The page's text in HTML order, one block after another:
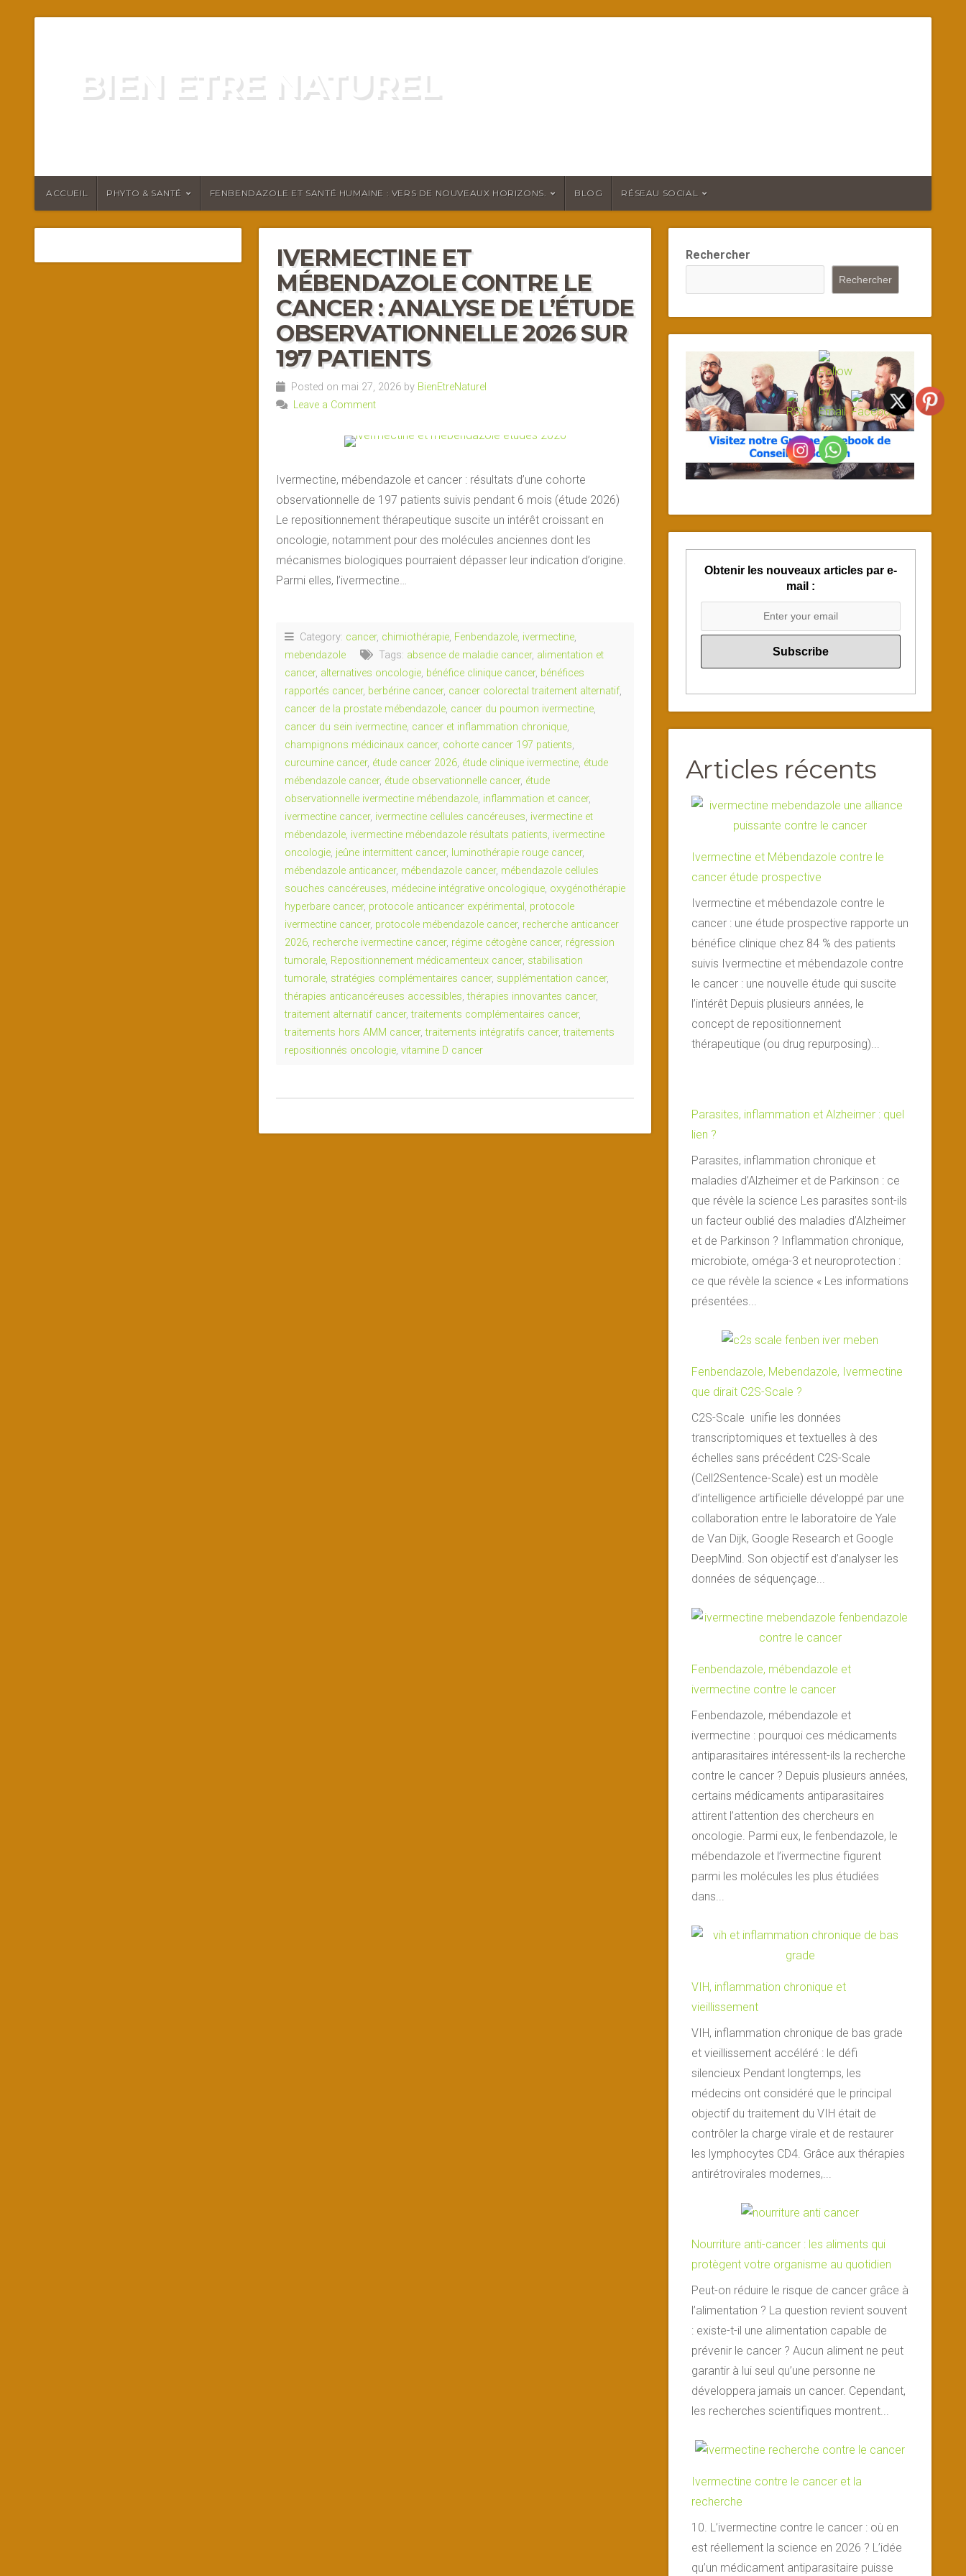
BIEN ETRE NATUREL
ACCUEIL PHYTO & SANTÉ FENBENDAZOLE ET SANTÉ HUMAINE : VERS DE NOUVEAUX HORIZONS. BLOG RÉSEAU SOCIAL
IVERMECTINE ET
MÉBENDAZOLE CONTRE LE
CANCER : ANALYSE DE L’ÉTUDE
OBSERVATIONNELLE 2026 SUR
197 PATIENTS
Posted on mai 27, 2026 by BienEtreNaturel
Leave a Comment
Ivermectine, mébendazole et cancer : résultats d’une cohorte
observationnelle de 197 patients suivis pendant 6 mois (étude 2026)
Le repositionnement thérapeutique suscite un intérêt croissant en
oncologie, notamment pour des molécules anciennes dont les
mécanismes biologiques pourraient dépasser leur indication d’origine.
Parmi elles, l’ivermectine…
Category: cancer, chimiothérapie, Fenbendazole, ivermectine,
mebendazole
Tags: absence de maladie cancer, alimentation et
cancer, alternatives oncologie, bénéfice clinique cancer, bénéfices
rapportés cancer, berbérine cancer, cancer colorectal traitement alternatif,
cancer de la prostate mébendazole, cancer du poumon ivermectine,
cancer du sein ivermectine, cancer et inflammation chronique,
champignons médicinaux cancer, cohorte cancer 197 patients,
curcumine cancer, étude cancer 2026, étude clinique ivermectine, étude
mébendazole cancer, étude observationnelle cancer, étude
observationnelle ivermectine mébendazole, inflammation et cancer,
ivermectine cancer, ivermectine cellules cancéreuses, ivermectine et
mébendazole, ivermectine mébendazole résultats patients, ivermectine
oncologie, jeûne intermittent cancer, luminothérapie rouge cancer,
mébendazole anticancer, mébendazole cancer, mébendazole cellules
souches cancéreuses, médecine intégrative oncologique, oxygénothérapie
hyperbare cancer, protocole anticancer expérimental , protocole
ivermectine cancer, protocole mébendazole cancer, recherche anticancer
2026, recherche ivermectine cancer, régime cétogène cancer, régression
tumorale, Repositionnement médicamenteux cancer, stabilisation
tumorale, stratégies complémentaires cancer, supplémentation cancer,
thérapies anticancéreuses accessibles,thérapies innovantes cancer,
traitement alternatif cancer,traitements complémentaires cancer,
traitements hors AMM cancer,traitements intégratifs cancer,traitements
repositionnés oncologie, vitamine D cancer
Rechercher
Rechercher
Obtenir les nouveaux articles par e-
mail :
Articles récents
Ivermectine et Mébendazole contre le
cancer étude prospective
Ivermectine et mébendazole contre le
cancer : une étude prospective rapporte un
bénéfice clinique chez 84 % des patients
suivis Ivermectine et mébendazole contre
le cancer : une nouvelle étude qui suscite
l’intérêt Depuis plusieurs années, le
concept de repositionnement
thérapeutique (ou drug repurposing)...
Parasites, inflammation et Alzheimer : quel
lien ?
Parasites, inflammation chronique et
maladies d’Alzheimer et de Parkinson : ce
que révèle la science Les parasites sont-ils
un facteur oublié des maladies d’Alzheimer
et de Parkinson ? Inflammation chronique,
microbiote, oméga-3 et neuroprotection :
ce que révèle la science « Les informations
présentées...
Fenbendazole, Mebendazole, Ivermectine
que dirait C2S-Scale ?
C2S-Scale unifie les données
transcriptomiques et textuelles à des
échelles sans précédent C2S-Scale
(Cell2Sentence-Scale) est un modèle
d’intelligence artificielle développé par une
collaboration entre le laboratoire de Yale
de Van Dijk, Google Research et Google
DeepMind. Son objectif est d’analyser les
données de séquençage...
Fenbendazole, mébendazole et
ivermectine contre le cancer
Fenbendazole, mébendazole et
ivermectine : pourquoi ces médicaments
antiparasitaires intéressent-ils la recherche
contre le cancer ? Depuis plusieurs années,
certains médicaments antiparasitaires
attirent l’attention des chercheurs en
oncologie. Parmi eux, le fenbendazole, le
mébendazole et l’ivermectine figurent
parmi les molécules les plus étudiées
dans...
VIH, inflammation chronique et
vieillissement
VIH, inflammation chronique de bas grade
et vieillissement accéléré : le défi
silencieux Pendant longtemps, les
médecins ont considéré que le principal
objectif du traitement du VIH était de
contrôler la charge virale et de restaurer
les lymphocytes CD4. Grâce aux thérapies
antirétrovirales modernes,...
Nourriture anti-cancer : les aliments qui
protègent votre organisme au quotidien
Peut-on réduire le risque de cancer grâce à
l’alimentation ? La question revient souvent
: existe-t-il une alimentation capable de
prévenir le cancer ? Aucun aliment ne peut
garantir à lui seul qu’une personne ne
développera jamais un cancer. Cependant,
les recherches scientifiques montrent...
Ivermectine contre le cancer et la
recherche
10. L’ivermectine contre le cancer : où en
est réellement la science en 2026 ? L’idée
qu’un médicament antiparasitaire puisse